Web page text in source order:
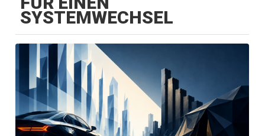
SYSTEMWECHSEL